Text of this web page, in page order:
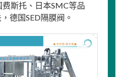
斯托、日本SMC等品
德国SED隔膜阀。